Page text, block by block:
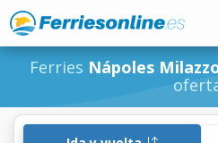
Ferries Nápoles